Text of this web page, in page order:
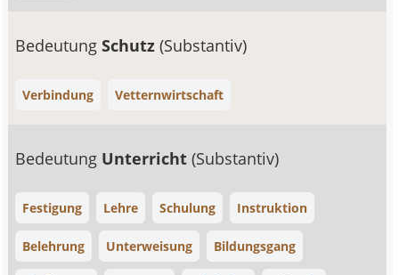
BedeutungSchutz(Substantiv)
Verbindung Vetternwirtschaft
Bedeutung Unterricht(Substantiv)
Festigung Lehre Schulung Instruktion
Belehrung Unterweisung Bildungsgang